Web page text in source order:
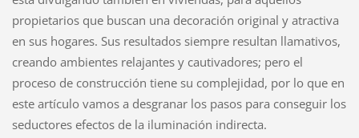
propietarios que buscan una decoración original y atractiva
en sus hogares. Sus resultados siempre resultan llamativos,
creando ambientes relajantes y cautivadores; pero el
proceso de construcción tiene su complejidad, por lo que en
este artículo vamos a desgranar los pasos para conseguir los
seductores efectos de la iluminación indirecta.